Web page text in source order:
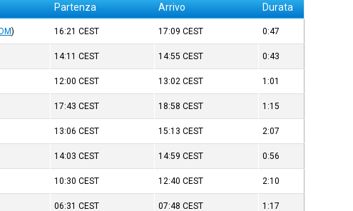
Partenza Arrivo Durata
) 16:21CEST 17:09CEST 0:47
14:11CEST 14:55CEST 0:43
12:00CEST 13:02CEST 1:01
17:43CEST 18:58CEST 1:15
13:06CEST 15:13CEST 2:07
14:03CEST 14:59CEST 0:56
10:30CEST 12:40CEST 2:10
06:31CEST 07:48CEST 1:17